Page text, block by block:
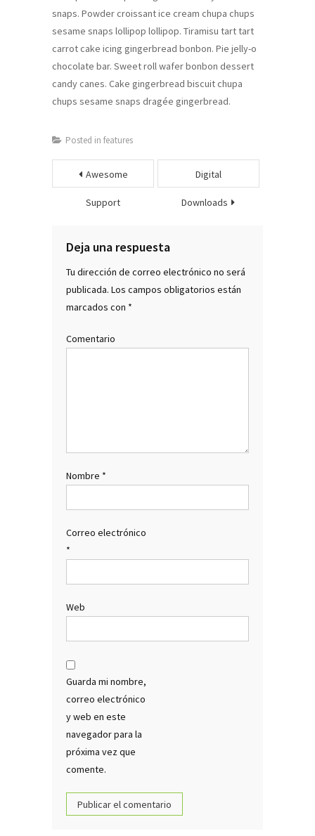
snaps. Powder croissant ice cream chupa chups
sesame snaps lollipop lollipop. Tiramisu tart tart
carrot cake icing gingerbread bonbon. Pie jelly-o
chocolate bar. Sweet roll wafer bonbon dessert
candy canes. Cake gingerbread biscuit chupa
chups sesame snaps dragée gingerbread.
Posted infeatures
Navegación
Awesome
Support
Digital
Downloads
Deja una respuesta
Tu dirección de correo electrónico no será
publicada. Los campos obligatorios están
marcados con *
Comentario
Nombre *
Correo electrónico
*
Web
Guarda mi nombre,
correo electrónico
y web en este
navegador para la
próxima vez que
comente.